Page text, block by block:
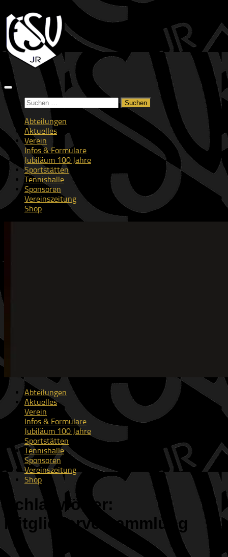
Zum
Inhalt
springen
Suchen
nach:
Abteilungen
Aktuelles
Verein
Infos & Formulare
Jubiläum 100 Jahre
Sportstätten
Tennishalle
Sponsoren
Vereinszeitung
Shop
Abteilungen
Aktuelles
Verein
Infos & Formulare
Jubiläum 100 Jahre
Sportstätten
Tennishalle
Sponsoren
Vereinszeitung
Shop
Schlagwörter:
Mitgliederversammlung